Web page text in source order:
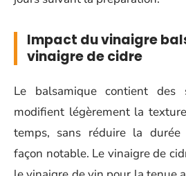
Impact du vinaigre
vinaigre de cidre
Le balsamique contient des
modifient légèrement la
temps, sans réduire la
façon notable. Le vinaigre de